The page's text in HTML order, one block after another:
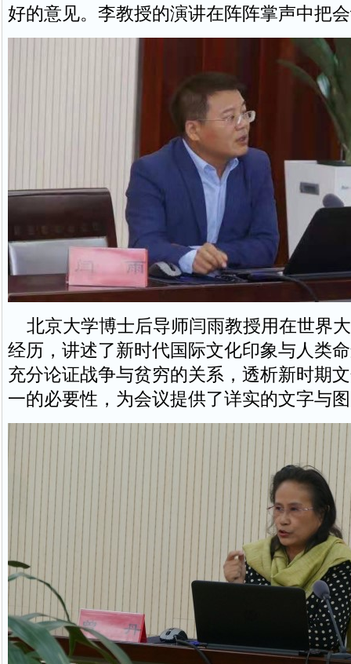
好的意见。李教授的演讲在阵阵掌声中把
北京大学博士后导师闫雨教授用在世界
经历，讲述了新时代国际文化印象与人类
充分论证战争与贫穷的关系，透析新时期
一的必要性，为会议提供了详实的文字与